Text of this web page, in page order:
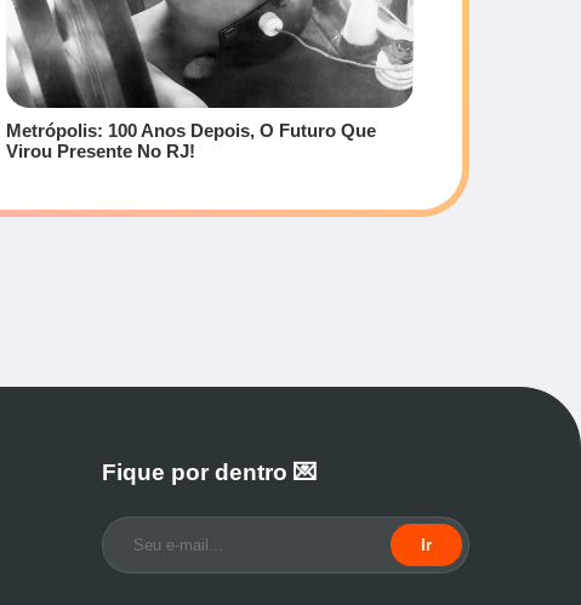
Metrópolis: 100 Anos Depois, O Futuro Que
Virou Presente No RJ!
Fique por dentro 💌
Ir